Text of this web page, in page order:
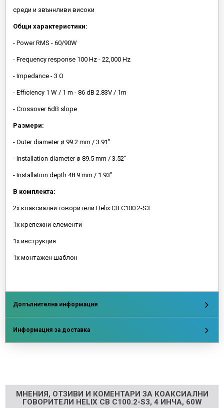
среди и звъннливи високи
Общи характеристики:
- Power RMS - 60/90W
- Frequency response 100 Hz - 22,000 Hz
- Impedance - 3 Ω
- Efficiency 1 W / 1 m - 86 dB 2.83V / 1m
- Crossover 6dB slope
Размери:
- Outer diameter ø 99.2 mm / 3.91”
- Installation diameter ø 89.5 mm / 3.52”
- Installation depth 48.9 mm / 1.93”
В комплекта:
2x коаксиални говорители Helix CB C100.2-S3
1x крепежни елементи
1x инструкция
1x монтажен шаблон
Допълнителна информация
Информация за доставка
МНЕНИЯ, ОТЗИВИ И КОМЕНТАРИ ЗА КОАКСИАЛНИ
ГОВОРИТЕЛИ HELIX CB C100.2-S3, 4 ИНЧА, 60W